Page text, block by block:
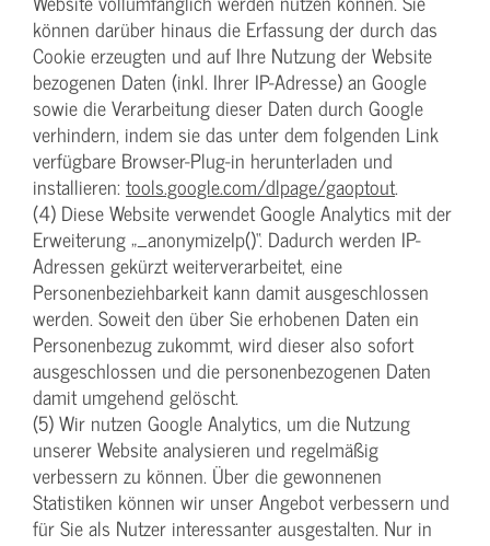
können darüber hinaus die Erfassung der durch das
Cookie erzeugten und auf Ihre Nutzung der Website
bezogenen Daten (inkl. Ihrer IP-Adresse) an Google
sowie die Verarbeitung dieser Daten durch Google
verhindern, indem sie das unter dem folgenden Link
verfügbare Browser-Plug-in herunterladen und
installieren: tools.google.com/dlpage/gaoptout.
(4) Diese Website verwendet Google Analytics mit der
Erweiterung „_anonymizeIp()“. Dadurch werden IP-
Adressen gekürzt weiterverarbeitet, eine
Personenbeziehbarkeit kann damit ausgeschlossen
werden. Soweit den über Sie erhobenen Daten ein
Personenbezug zukommt, wird dieser also sofort
ausgeschlossen und die personenbezogenen Daten
damit umgehend gelöscht.
(5) Wir nutzen Google Analytics, um die Nutzung
unserer Website analysieren und regelmäßig
verbessern zu können. Über die gewonnenen
Statistiken können wir unser Angebot verbessern und
für Sie als Nutzer interessanter ausgestalten. Nur in